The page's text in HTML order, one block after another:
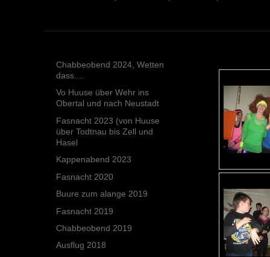
Chabbeobend 2024, Wetten
dass....
Vo Huuse über Wehr ins
Obertal und nach Neustadt
Fasnacht 2023 (von Huuse
über Todtnau bis Zell und
Hasel
Kappenabend 2023
Fasnacht 2020
Buure zum alange 2019
Fasnacht 2019
Chabbeobend 2019
Ausflug 2018